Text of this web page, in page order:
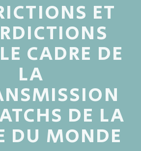
ET
CADRE DE
LA
DE LA
DU MONDE